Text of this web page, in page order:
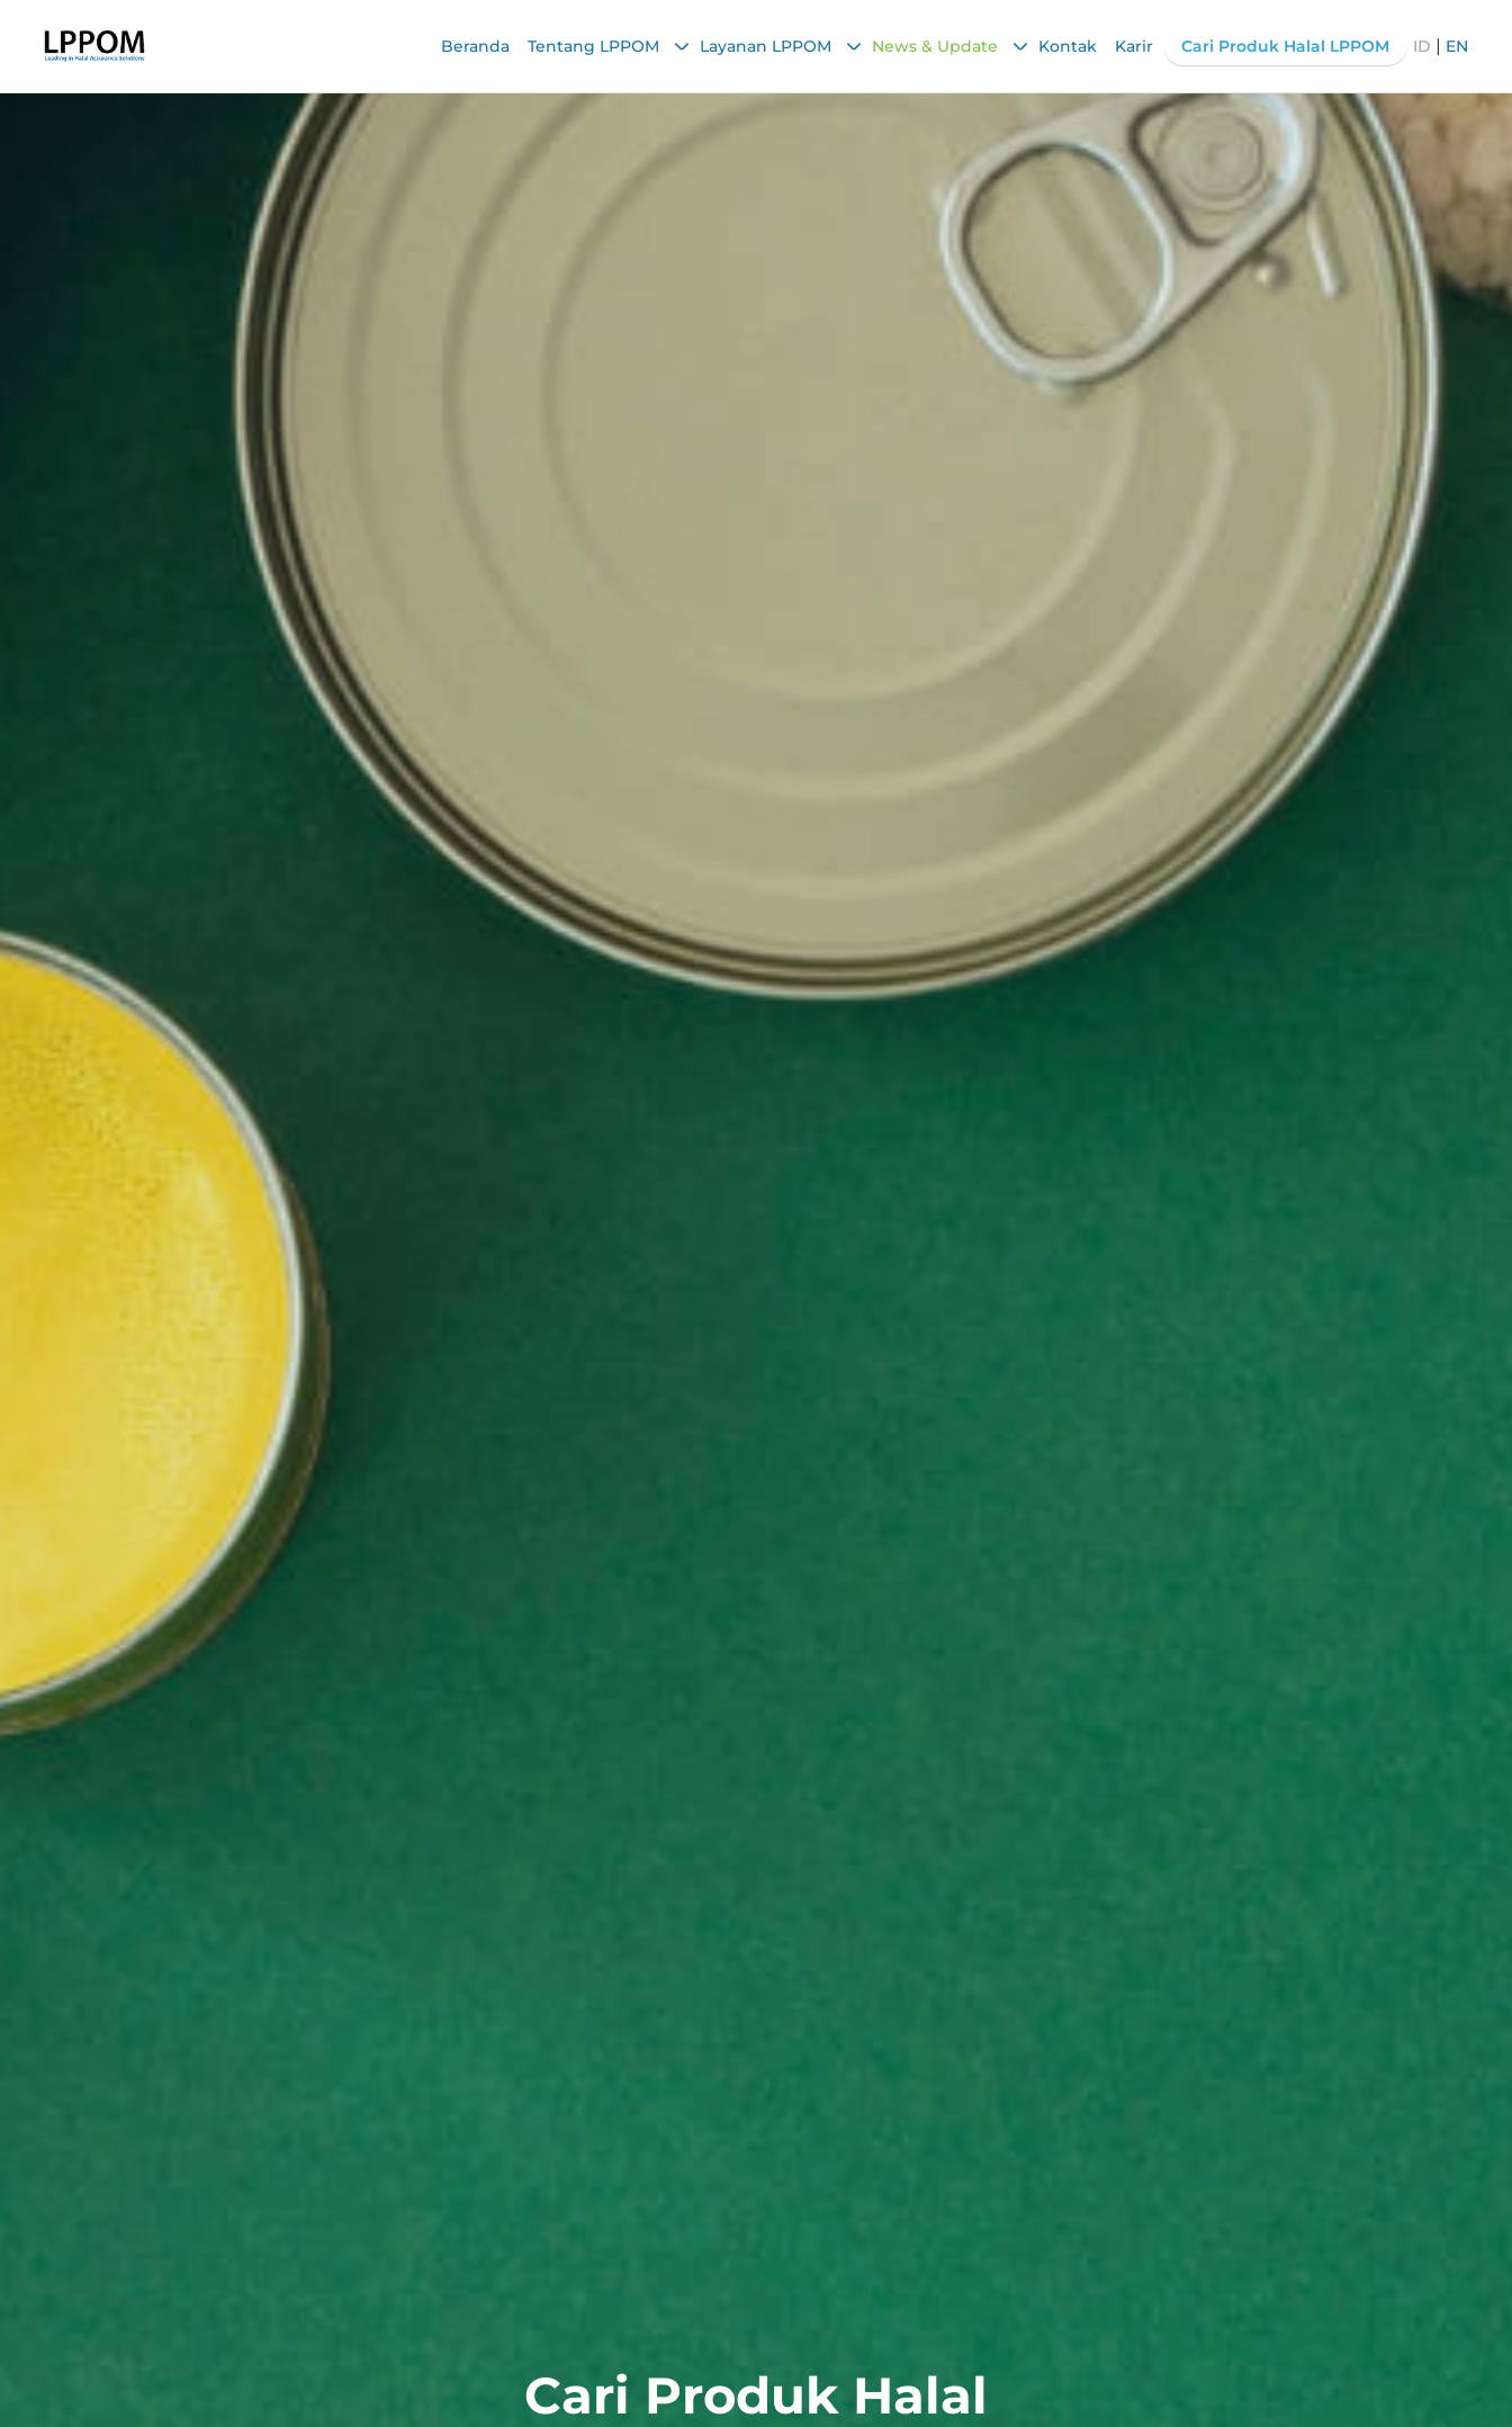
Beranda Tentang LPPOM Layanan LPPOM News & Update Kontak Karir Cari Produk Halal LPPOM ID | EN
Cari Produk Halal